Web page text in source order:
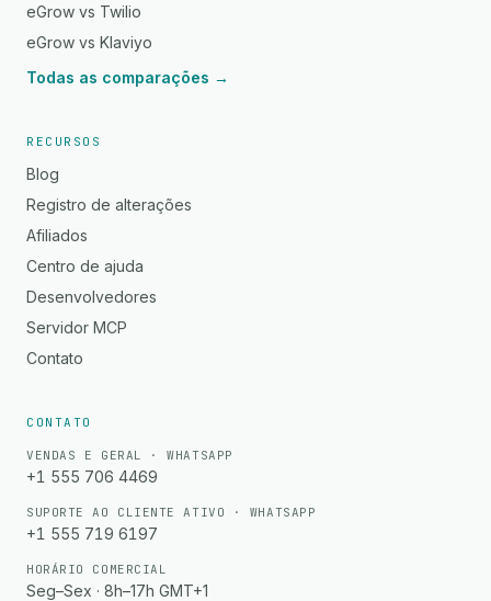
eGrow vs Twilio
eGrow vs Klaviyo
Todas as comparações →
RECURSOS
Blog
Registro de alterações
Afiliados
Centro de ajuda
Desenvolvedores
Servidor MCP
Contato
CONTATO
VENDAS E GERAL · WHATSAPP
+1 555 706 4469
SUPORTE AO CLIENTE ATIVO · WHATSAPP
+1 555 719 6197
HORÁRIO COMERCIAL
Seg–Sex · 8h–17h GMT+1